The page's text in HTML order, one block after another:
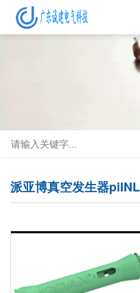
派亚博真空发生器